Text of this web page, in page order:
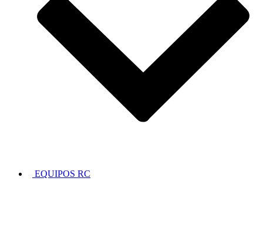
EQUIPOS RC